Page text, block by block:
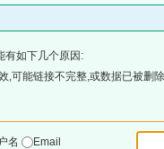
有如下几个原因:
,可能链接不完整,或数据已被删
名
Email